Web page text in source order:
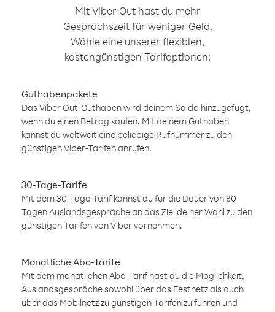
Mit Viber Out hast du mehr
Gesprächszeit für weniger Geld.
Wähle eine unserer flexiblen,
kostengünstigen Tarifoptionen:
Guthabenpakete
Das Viber Out-Guthaben wird deinem Saldo hinzugefügt,
wenn du einen Betrag kaufen. Mit deinem Guthaben
kannst du weltweit eine beliebige Rufnummer zu den
günstigen Viber-Tarifen anrufen.
30-Tage-Tarife
Mit dem 30-Tage-Tarif kannst du für die Dauer von 30
Tagen Auslandsgespräche an das Ziel deiner Wahl zu den
günstigen Tarifen von Viber vornehmen.
Monatliche Abo-Tarife
Mit dem monatlichen Abo-Tarif hast du die Möglichkeit,
Auslandsgespräche sowohl über das Festnetz als auch
über das Mobilnetz zu günstigen Tarifen zu führen und